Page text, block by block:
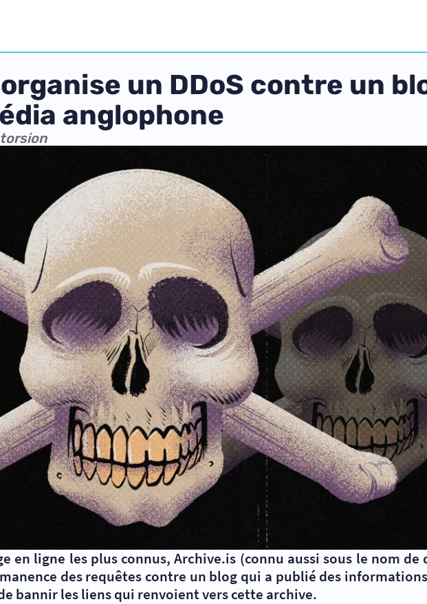
un DDoS contre un
anglophone
en ligne les plus connus, Archive.is (connu aussi sous le nom
des requêtes contre un blog qui a publié des
bannir les liens qui renvoient vers cette archive.